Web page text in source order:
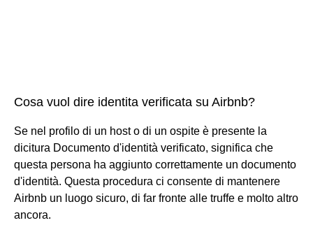
Cosa vuol dire identita verificata su Airbnb?
Se nel profilo di un host o di un ospite è presente la
dicitura Documento d'identità verificato, significa che
questa persona ha aggiunto correttamente un documento
d'identità. Questa procedura ci consente di mantenere
Airbnb un luogo sicuro, di far fronte alle truffe e molto altro
ancora.